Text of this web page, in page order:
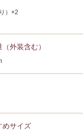
）×2
外装含む）
めサイズ